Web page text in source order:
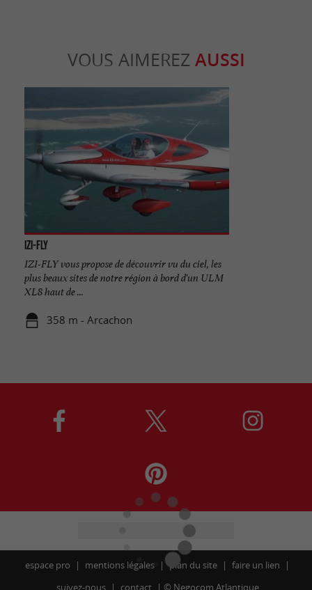
VOUS AIMEREZ AUSSI
IZI-FLY
IZI-FLY vous propose de découvrir vu du ciel, les
plus beaux sites de notre région à bord d'un ULM
XL8 haut de ...
358 m - Arcachon
espace pro mentions légales plan du site
faire un lien